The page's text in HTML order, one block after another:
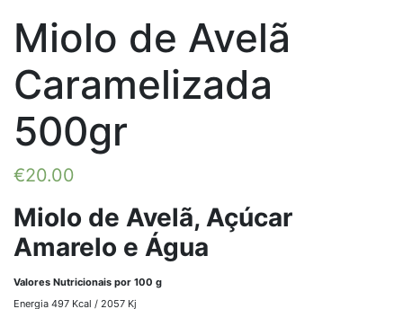
Miolo de Avelã
Caramelizada
500gr
€20.00
Miolo de Avelã, Açúcar
Amarelo e Água
Valores Nutricionais por 100 g
Energia 497 Kcal / 2057 Kj